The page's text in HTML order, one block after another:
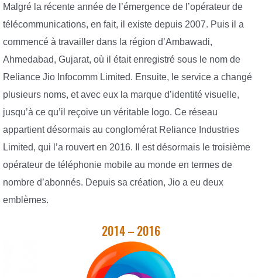
Malgré la récente année de l’émergence de l’opérateur de
télécommunications, en fait, il existe depuis 2007. Puis il a
commencé à travailler dans la région d’Ambawadi,
Ahmedabad, Gujarat, où il était enregistré sous le nom de
Reliance Jio Infocomm Limited. Ensuite, le service a changé
plusieurs noms, et avec eux la marque d’identité visuelle,
jusqu’à ce qu’il reçoive un véritable logo. Ce réseau
appartient désormais au conglomérat Reliance Industries
Limited, qui l’a rouvert en 2016. Il est désormais le troisième
opérateur de téléphonie mobile au monde en termes de
nombre d’abonnés. Depuis sa création, Jio a eu deux
emblèmes.
2014 – 2016